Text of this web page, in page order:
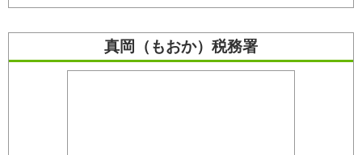
真岡（もおか）税務署